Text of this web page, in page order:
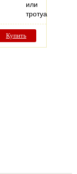
или
тротуара.
Купить